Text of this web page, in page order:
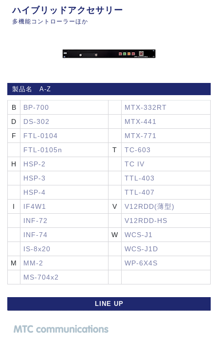
ハイブリッドアクセサリー
多機能コントローラーほか
製品名 A-Z
B BP-700
MTX-332RT
D
DS-302
MTX-441
F
FTL-0104
MTX-771
FTL-0105n
T
TC-603
H
HSP-2
TC IV
HSP-3
TTL-403
HSP-4
TTL-407
I
IF4W1 V
V12RDD(薄型)
INF-72
V12RDD-HS
INF-74
W
WCS-J1
IS-8x20
WCS-J1D
M
MM-2
WP-6X4S
MS-704x2
LINE UP